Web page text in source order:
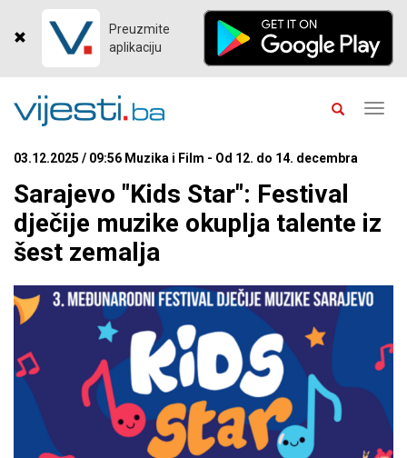
Preuzmite
aplikaciju
03.12.2025 / 09:56 Muzika i Film - Od 12. do 14. decembra
Sarajevo "Kids Star": Festival
dječije muzike okuplja talente iz
šest zemalja